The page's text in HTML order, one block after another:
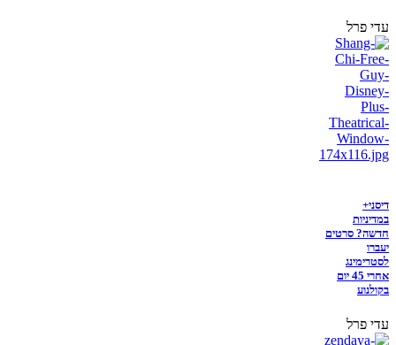
עדי פרל
דיסני+
במדיניות
חדשה? סרטים
יעברו
לסטרימינג
אחרי 45 יום
בקולנוע
עדי פרל